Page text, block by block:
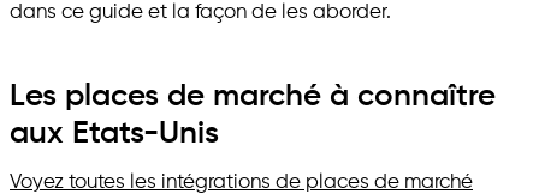
dans ce guide et la façon de les aborder.
Les places de marché à connaître
aux Etats-Unis
Voyez toutes les intégrations de places de marché